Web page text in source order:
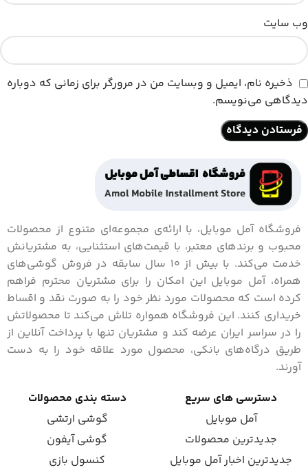
وب‌ سایت
ذخیره نام، ایمیل و وبسایت من در مرورگر برای زمانی که دوباره
دیدگاهی می‌نویسم.
فروشگاه آمل موبایل، با ارائه‌ی مجموعه‌ای متنوع از محصولات
محبوب و برندهای معتبر، با قیمت‌های استثنایی، به مشتریانش
خدمت می‌کند. با بیش از 10 سال سابقه در فروش گوشی‌های
همراه، آمل موبایل این امکان را برای مشتریان محترم فراهم
کرده است که محصولات مورد نظر خود را به صورت نقد و اقساط
خریداری کنند. این فروشگاه همواره تلاش می‌کند تا محصولاتش
را در سراسر ایران عرضه کند و مشتریان تنها با پرداخت آنلاین از
طریق درگاه‌های بانکی، محصول مورد علاقه خود را به دست
آورند.
دسترسی های سریع
آمل موبایل
جدیدترین محصولات
جدیدترین اخبار آمل موبایل
دسته بندی محصولات
گوشی ارتشی
گوشی آیفون
کنسول بازی